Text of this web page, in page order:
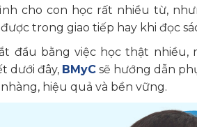
cho con học rất nhiều từ,
trong giao tiếp hay khi đọc
đầu bằng việc học thật nhiều,
dưới đây, BMyCsẽ hướng dẫn
hiệu quả và bền vững.